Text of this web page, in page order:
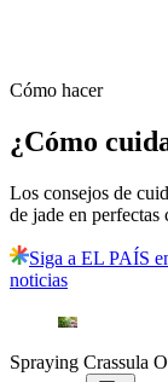
Cómo hacer
¿Cómo
Los consejos de
de jade en perfectas
Siga a EL PAÍS
noticias
Spraying Crassula